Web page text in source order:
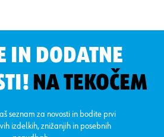
IN DODATNE
NA TEKOČEM
seznam za novosti in bodite prvi
izdelkih, znižanjih in posebnih